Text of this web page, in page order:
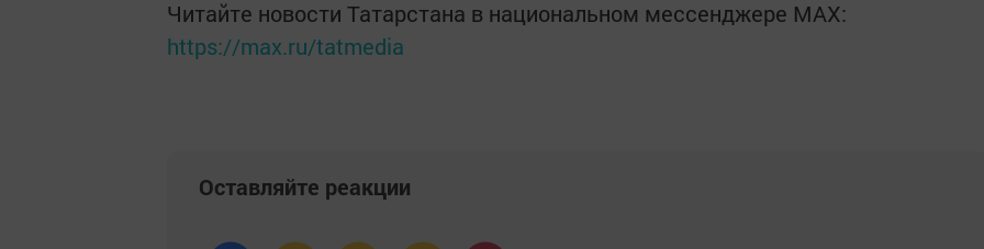
Читайте новости Татарстана в национальном мессенджере MАХ:
https://max.ru/tatmedia
Оставляйте реакции